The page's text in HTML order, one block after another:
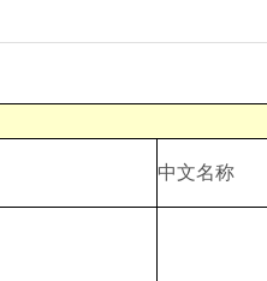
中文名称